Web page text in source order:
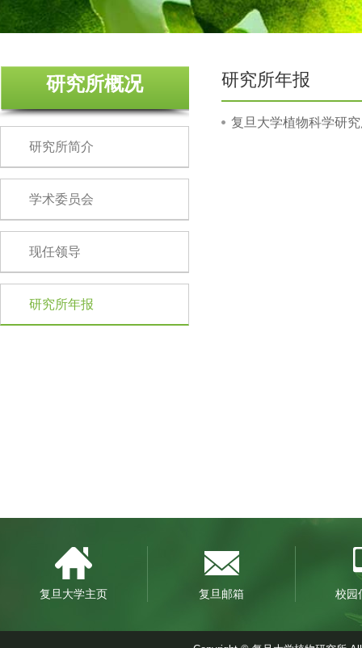
研究所概况
研究所简介
学术委员会
现任领导
研究所年报
研究所年报
复旦大学植物科学研
复旦大学主页 复旦邮箱 校园